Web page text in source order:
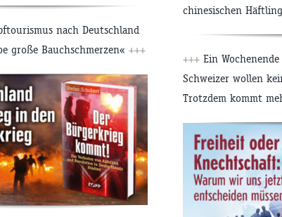
nach Deutschland
große Bauchschmerzen« +++
chinesischen
+++ Ein
Schweizer wollen
Trotzdem kommt